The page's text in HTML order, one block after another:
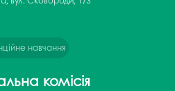
навчання
комісія